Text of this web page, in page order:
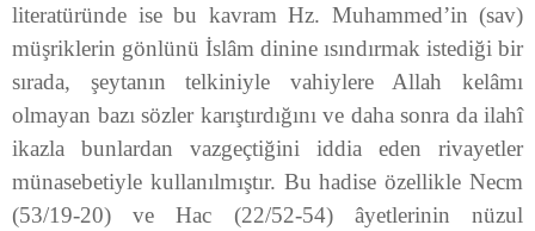
literatüründe ise bu kavram Hz. Muhammed’in (sav)
müşriklerin gönlünü İslâm dinine ısındırmak istediği bir
sırada, şeytanın telkiniyle vahiylere Allah kelâmı
olmayan bazı sözler karıştırdığını ve daha sonra da ilahî
ikazla bunlardan vazgeçtiğini iddia eden rivayetler
münasebetiyle kullanılmıştır. Bu hadise özellikle Necm
(53/19-20) ve Hac (22/52-54) âyetlerinin nüzul